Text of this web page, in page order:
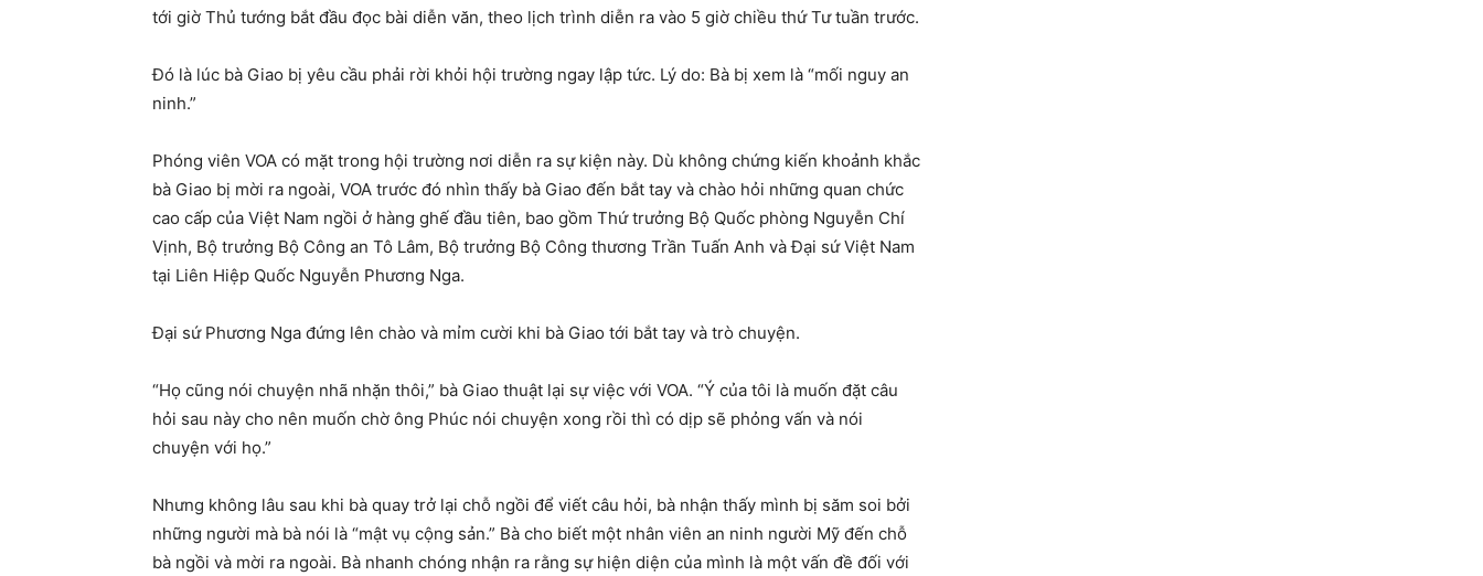
tới giờ Thủ tướng bắt đầu đọc bài diễn văn, theo lịch trình diễn ra vào 5 giờ chiều thứ Tư tuần trước.
Đó là lúc bà Giao bị yêu cầu phải rời khỏi hội trường ngay lập tức. Lý do: Bà bị xem là “mối nguy an
ninh.”
Phóng viên VOA có mặt trong hội trường nơi diễn ra sự kiện này. Dù không chứng kiến khoảnh khắc
bà Giao bị mời ra ngoài, VOA trước đó nhìn thấy bà Giao đến bắt tay và chào hỏi những quan chức
cao cấp của Việt Nam ngồi ở hàng ghế đầu tiên, bao gồm Thứ trưởng Bộ Quốc phòng Nguyễn Chí
Vịnh, Bộ trưởng Bộ Công an Tô Lâm, Bộ trưởng Bộ Công thương Trần Tuấn Anh và Đại sứ Việt Nam
tại Liên Hiệp Quốc Nguyễn Phương Nga.
Đại sứ Phương Nga đứng lên chào và mỉm cười khi bà Giao tới bắt tay và trò chuyện.
“Họ cũng nói chuyện nhã nhặn thôi,” bà Giao thuật lại sự việc với VOA. “Ý của tôi là muốn đặt câu
hỏi sau này cho nên muốn chờ ông Phúc nói chuyện xong rồi thì có dịp sẽ phỏng vấn và nói
chuyện với họ.”
Nhưng không lâu sau khi bà quay trở lại chỗ ngồi để viết câu hỏi, bà nhận thấy mình bị săm soi bởi
những người mà bà nói là “mật vụ cộng sản.” Bà cho biết một nhân viên an ninh người Mỹ đến chỗ
bà ngồi và mời ra ngoài. Bà nhanh chóng nhận ra rằng sự hiện diện của mình là một vấn đề đối với